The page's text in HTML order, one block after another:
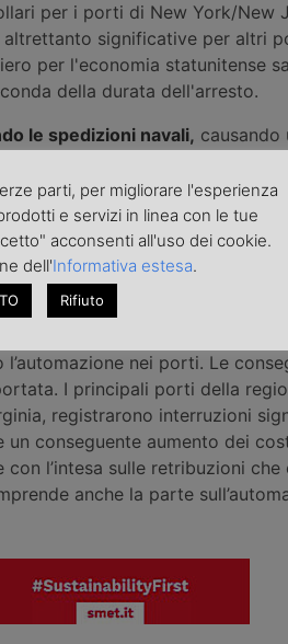
per i porti di New York/New
significative per altri
per l'economia statunitense
della durata dell'arresto.
le spedizioni navali, causando
2024. Un effetto
nei modelli commerciali
potuto deviare le loro
in Nord America e
l’International Longshoremen's
costa orientale e del Golfo
nei porti. Le
I principali porti della
registrarono interruzioni
conseguente aumento dei
l’intesa sulle retribuzioni che
anche la parte
parti, per migliorare l'esperienza
e servizi in linea con le tue
acconsenti all'uso dei cookie.
dell'Informativa estesa.
Rifiuto